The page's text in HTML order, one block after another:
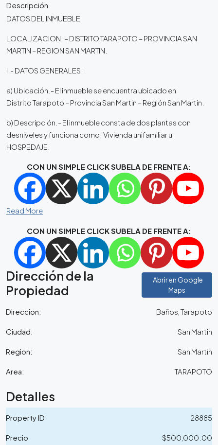
Descripción
DATOS DEL INMUEBLE
LOCALIZACION: – DISTRITO TARAPOTO – PROVINCIA SAN
MARTIN – REGION SAN MARTIN.
I.- DATOS GENERALES:
a) Ubicación.- El inmueble se encuentra ubicado en
Distrito Tarapoto – Provincia San Martin – Región San Martin.
b) Descripción.- El inmueble consta de dos plantas con
desniveles y funciona como: Vivienda unifamiliar u
HOSPEDAJE.
CON UN SIMPLE CLICK SUBELA DE FRENTE A:
Read More
CON UN SIMPLE CLICK SUBELA DE FRENTE A:
Dirección de la
Propiedad
Abrir en Google
Maps
Direccion: Baños, Tarapoto
Ciudad: San Martin
Region: San Martín
Area: TARAPOTO
Detalles
Property ID 28885
Precio $500,000.00